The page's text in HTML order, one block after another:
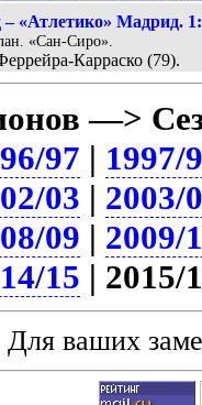
«Атлетико» Мадрид.
«Сан-Сиро».
Карраско (79).
—>
97 | 1997/
03 | 2003/
09 | 2009/
15 | 2015/
Для ваших